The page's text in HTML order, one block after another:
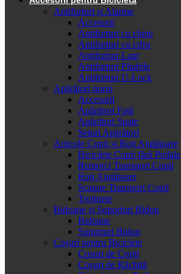
Antifurturi și Alarme
Accesorii
Antifurturi cu cheie
Antifurturi cu cifru
Antifurturi Lanț
Antifurturi Pliabile
Antifurturi U-Lock
Apărători noroi
Accesorii
Apărători Față
Apărători Spate
Seturi Apărători
Articole Copii și Roți Ajutătoare
Biciclete Copii fără Pedale
Remorci Transport Copii
Roți Ajutătoare
Scaune Transport Copii
Trotinete
Bidoane și Suporturi Bidon
Bidoane
Suporturi Bidon
Coșuri pentru Biciclete
Cosuri de Copii
Coșuri de Răchită